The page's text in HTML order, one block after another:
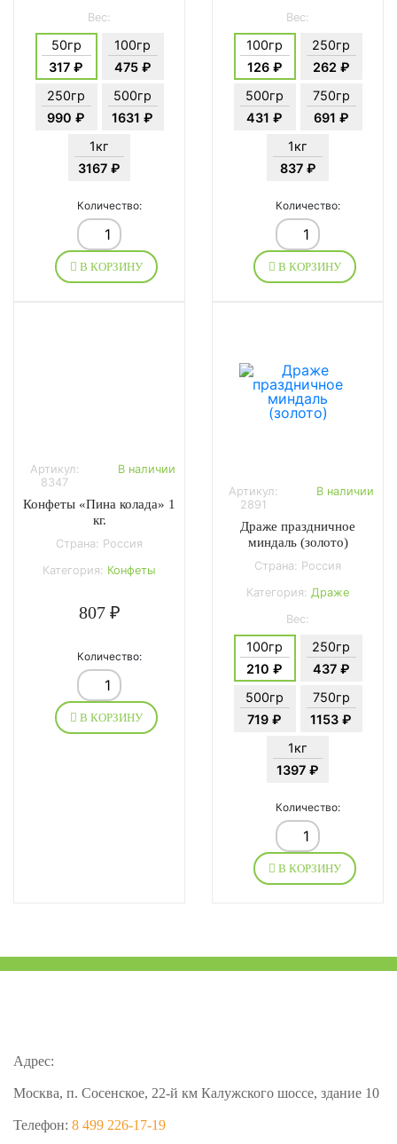
Вес:
50гр
317 ₽
100гр
475 ₽
250гр
990 ₽
500гр
1631 ₽
1кг
3167 ₽
Количество:
В КОРЗИНУ
Вес:
100гр
126 ₽
250гр
262 ₽
500гр
431 ₽
750гр
691 ₽
1кг
837 ₽
Количество:
В КОРЗИНУ
Артикул:
8347
В наличии
Конфеты «Пина колада» 1
кг.
Страна: Россия
Категория: Конфеты
807 ₽
Количество:
В КОРЗИНУ
Артикул:
2891
В наличии
Драже праздничное
миндаль (золото)
Страна: Россия
Категория: Драже
Вес:
100гр
210 ₽
250гр
437 ₽
500гр
719 ₽
750гр
1153 ₽
1кг
1397 ₽
Количество:
В КОРЗИНУ
Адрес:
Москва, п. Сосенское, 22-й км Калужского шоссе, здание 10
Телефон: 8 499 226-17-19